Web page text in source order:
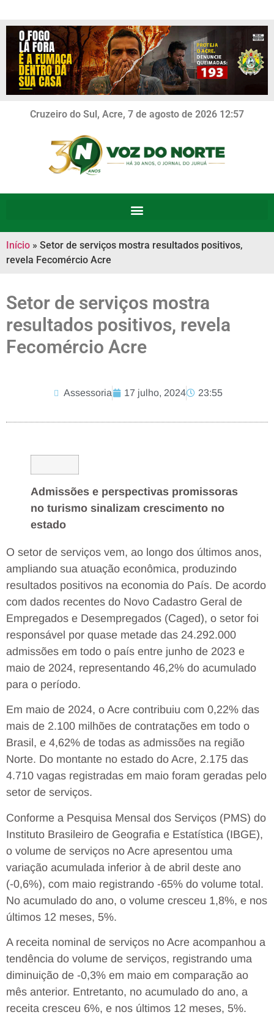
Cruzeiro do Sul, Acre, 7 de agosto de 2026 12:57
Início » Setor de serviços mostra resultados positivos,
revela Fecomércio Acre
Setor de serviços mostra
resultados positivos, revela
Fecomércio Acre
Assessoria 17 julho, 2024 23:55
Admissões e perspectivas promissoras
no turismo sinalizam crescimento no
estado
O setor de serviços vem, ao longo dos últimos anos,
ampliando sua atuação econômica, produzindo
resultados positivos na economia do País. De acordo
com dados recentes do Novo Cadastro Geral de
Empregados e Desempregados (Caged), o setor foi
responsável por quase metade das 24.292.000
admissões em todo o país entre junho de 2023 e
maio de 2024, representando 46,2% do acumulado
para o período.
Em maio de 2024, o Acre contribuiu com 0,22% das
mais de 2.100 milhões de contratações em todo o
Brasil, e 4,62% de todas as admissões na região
Norte. Do montante no estado do Acre, 2.175 das
4.710 vagas registradas em maio foram geradas pelo
setor de serviços.
Conforme a Pesquisa Mensal dos Serviços (PMS) do
Instituto Brasileiro de Geografia e Estatística (IBGE),
o volume de serviços no Acre apresentou uma
variação acumulada inferior à de abril deste ano
(-0,6%), com maio registrando -65% do volume total.
No acumulado do ano, o volume cresceu 1,8%, e nos
últimos 12 meses, 5%.
A receita nominal de serviços no Acre acompanhou a
tendência do volume de serviços, registrando uma
diminuição de -0,3% em maio em comparação ao
mês anterior. Entretanto, no acumulado do ano, a
receita cresceu 6%, e nos últimos 12 meses, 5%.